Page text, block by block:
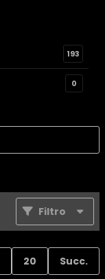
193
0
Filtro
20 Succ.